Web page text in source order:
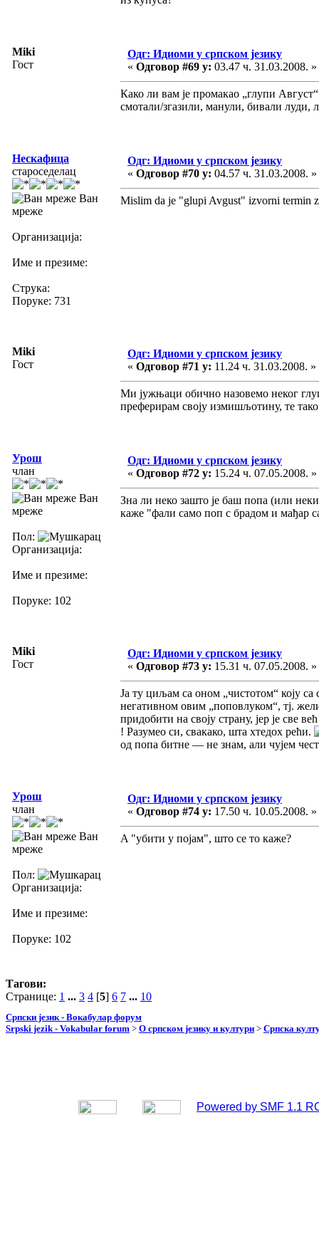
Miki
Гост
Одг: Идиоми у српском језику
« Одговор #69 у: 03.47 ч. 31.03.2008. »
Како ли вам је промакао „глупи
смотали/згазили, манули, бивали луди,
Нескафица
староседелац
Ван
мреже
Организација:
Име и презиме:
Струка:
Поруке: 731
Одг: Идиоми у српском језику
« Одговор #70 у: 04.57 ч. 31.03.2008. »
Mislim da je "glupi Avgust" izvorni termin
Miki
Гост
Одг: Идиоми у српском језику
« Одговор #71 у: 11.24 ч. 31.03.2008. »
Ми јужњаци обично назовемо неког
преферирам своју измишљотину, те
Урош
члан
Ван
мреже
Пол:
Организација:
Име и презиме:
Поруке: 102
Одг: Идиоми у српском језику
« Одговор #72 у: 15.24 ч. 07.05.2008. »
Зна ли неко зашто је баш попа (или
каже "фали само поп с брадом и мађар
Miki
Гост
Одг: Идиоми у српском језику
« Одговор #73 у: 15.31 ч. 07.05.2008. »
Ја ту циљам са оном „чистотом“ коју
негативном овим „поповлуком“, тј.
придобити на своју страну, јер је све
! Разумео си, свакако, шта хтедох рећи.
од попа битне — не знам, али чујем
Урош
члан
Ван
мреже
Пол:
Организација:
Име и презиме:
Поруке: 102
Одг: Идиоми у српском језику
« Одговор #74 у: 17.50 ч. 10.05.2008. »
A "убити у појам", што се то каже?
Тагови:
Странице: 1 ... 3 4 [5] 6 7 ... 10
Српски језик - Вокабулар форум
Srpski jezik - Vokabular forum > О српском језику и култури > Српска
Powered by SMF 1.1